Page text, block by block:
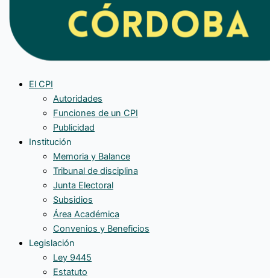
El CPI
Autoridades
Funciones de un CPI
Publicidad
Institución
Memoria y Balance
Tribunal de disciplina
Junta Electoral
Subsidios
Área Académica
Convenios y Beneficios
Legislación
Ley 9445
Estatuto